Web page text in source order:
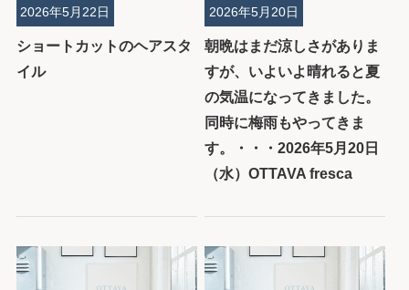
ショートカットのヘアスタ
イル
2026年5月22日
朝晩はまだ涼しさがありま
すが、いよいよ晴れると夏
の気温になってきました。
同時に梅雨もやってきま
す。・・・2026年5月20日
（水）OTTAVA fresca
2026年5月20日